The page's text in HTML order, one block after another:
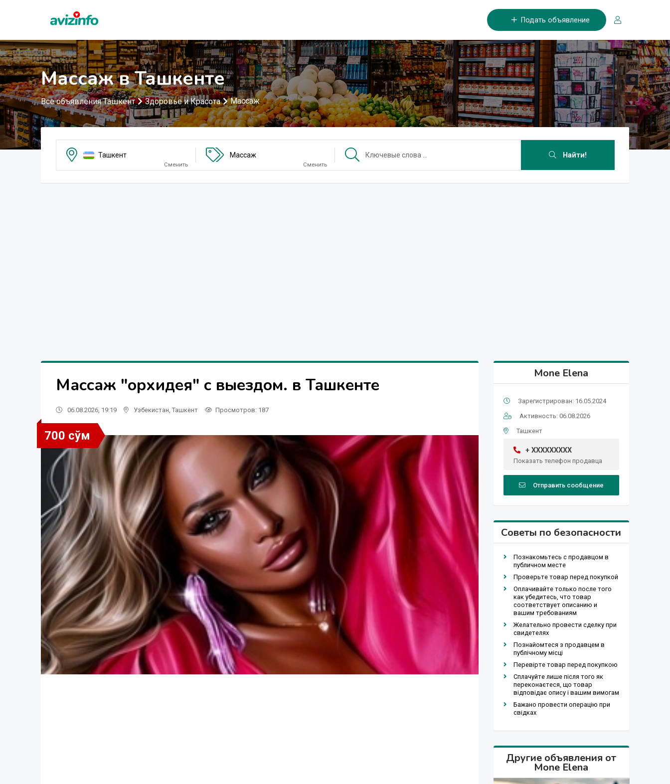
Подать объявление
Массаж в Ташкенте
Все объявления Ташкент Здоровье и Красота Массаж
Ташкент
Сменить
Массаж
Сменить
Найти!
Массаж "орхидея" с выездом. в Ташкенте
06.08.2026, 19:19 Узбекистан Ташкент Просмотров: 187
700 сўм
Mone Elena
Зарегистрирован: 16.05.2024
Активность: 06.08.2026
Ташкент
+ XXXXXXXXX
Показать телефон продавца
Отправить сообщение
Советы по безопасности
Познакомьтесь с продавцом в
публичном месте
Проверьте товар перед покупкой
Оплачивайте только после того
как убедитесь, что товар
соответствует описанию и
вашим требованиям
Желательно провести сделку при
свидетелях
Познайомтеся з продавцем в
публічному місці
Перевірте товар перед покупкою
Сплачуйте лише після того як
переконаєтеся, що товар
відповідає опису і вашим вимогам
Бажано провести операцію при
свідках
Другие объявления от
Mone Elena